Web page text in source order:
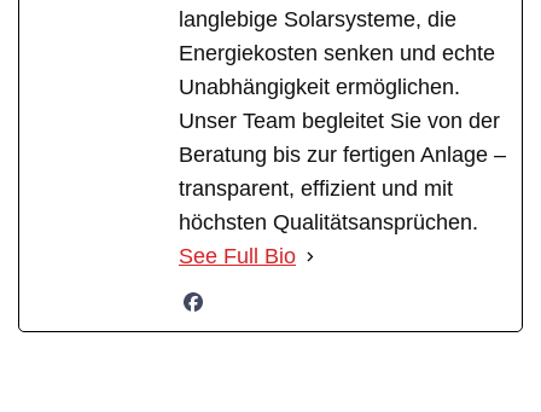
langlebige Solarsysteme, die
Energiekosten senken und echte
Unabhängigkeit ermöglichen.
Unser Team begleitet Sie von der
Beratung bis zur fertigen Anlage –
transparent, effizient und mit
höchsten Qualitätsansprüchen.
See Full Bio